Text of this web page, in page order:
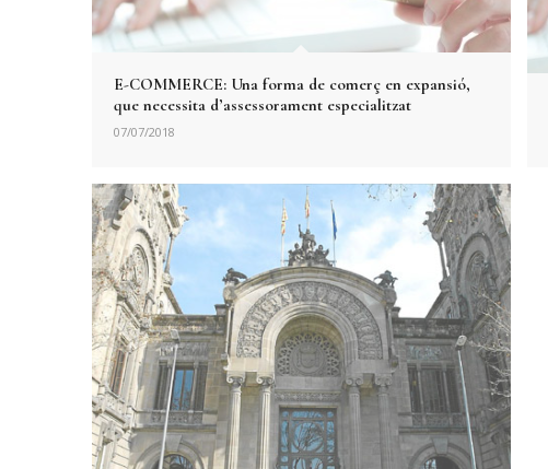
E-COMMERCE: Una forma de comerç en expansió,
que necessita d’assessorament especialitzat
07/07/2018